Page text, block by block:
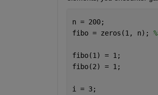
n = 200;
fibo = zeros(1, n);
fibo(1) = 1;
fibo(2) = 1;
i = 3;